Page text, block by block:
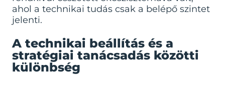
ahol a technikai tudás csak a belépő szintet
jelenti.
A technikai beállítás és a
stratégiai tanácsadás közötti
különbség